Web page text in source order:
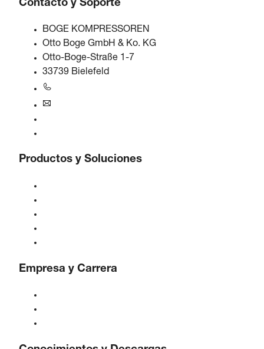
Contacto y Soporte
BOGE KOMPRESSOREN
Otto Boge GmbH & Ko. KG
Otto-Boge-Straße 1-7
33739 Bielefeld
Productos y Soluciones
Empresa y Carrera